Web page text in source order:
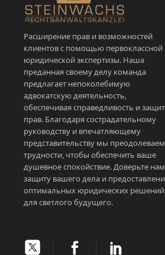
Расширение прав и возможностей
клиентов с помощью первоклассной
юридической экспертизы. Наша
преданная своему делу команда
предлагает непоколебимую
адвокатскую деятельность,
обеспечивая справедливость и
прав. Благодаря сострадательному
руководству и впечатляющему
представительству мы преодолеваем
трудности, чтобы обеспечить ваше
душевное спокойствие. Доверьте нам
защиту вашего дела и
оптимальных юридических решений
для светлого будущего.